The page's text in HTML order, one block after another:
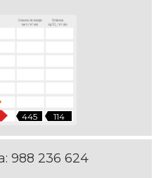
445 114
988 236 624